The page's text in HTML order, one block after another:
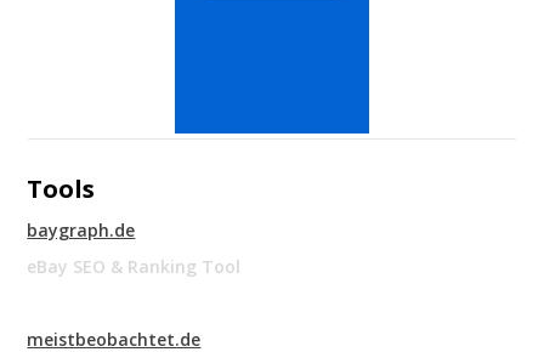
Tools
baygraph.de
eBay SEO & Ranking Tool
meistbeobachtet.de